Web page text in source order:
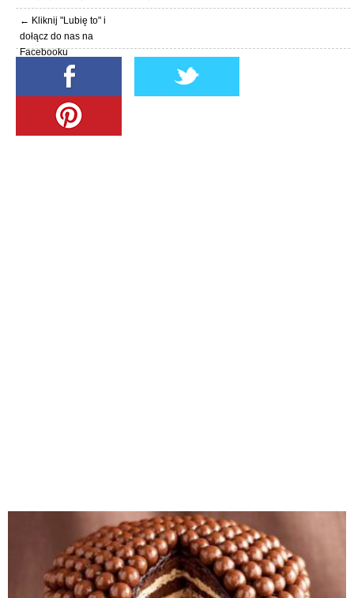
← Kliknij "Lubię to" i
dołącz do nas na
Facebooku